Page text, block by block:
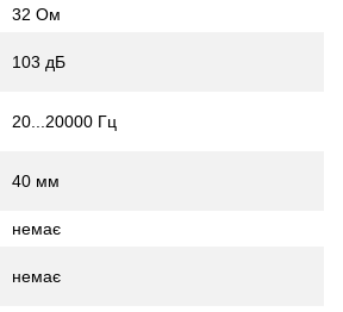
32 Ом
103 дБ
20...20000 Гц
40 мм
немає
немає